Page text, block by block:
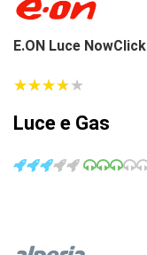
E.ON Luce NowClick
★★★★★
★★★★★
Luce e Gas